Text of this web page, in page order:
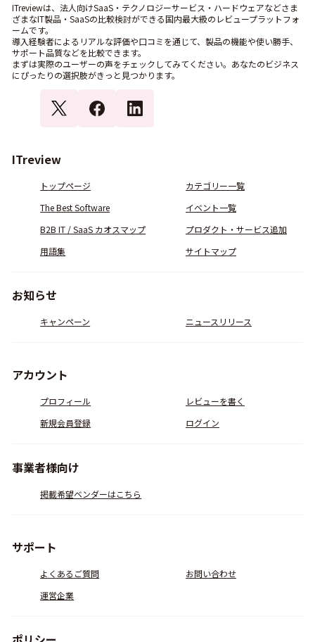
ITreviewは、法人向けSaaS・テクノロジーサービス・ハードウェアなどさま
ざまなIT製品・SaaSの比較検討ができる国内最大級のレビュープラットフォ
ームです。
導入経験者によるリアルな評価や口コミを通じて、製品の機能や使い勝手、
サポート品質などを比較できます。
まずは実際のユーザーの声をチェックしてみてください。あなたのビジネス
にぴったりの選択肢がきっと見つかります。
ITreview
トップページ
カテゴリー一覧
The Best Software
イベント一覧
B2B IT / SaaS カオスマップ
プロダクト・サービス追加
用語集
サイトマップ
お知らせ
キャンペーン ニュースリリース
アカウント
プロフィール
レビューを書く
新規会員登録
ログイン
事業者様向け
掲載希望ベンダーはこちら
サポート
よくあるご質問
お問い合わせ
運営企業